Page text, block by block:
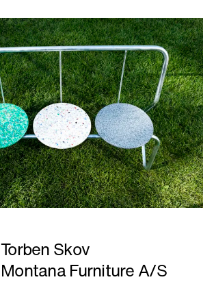
Torben Skov
Montana Furniture A/S